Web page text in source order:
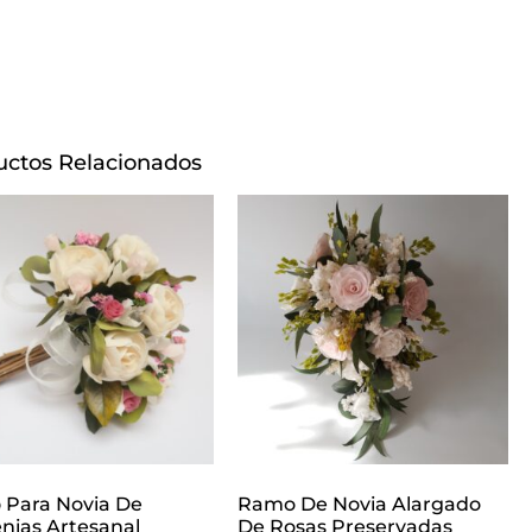
Relacionados
Para Novia De
Artesanal
Ramo De Novia Alargado
De Rosas Preservadas